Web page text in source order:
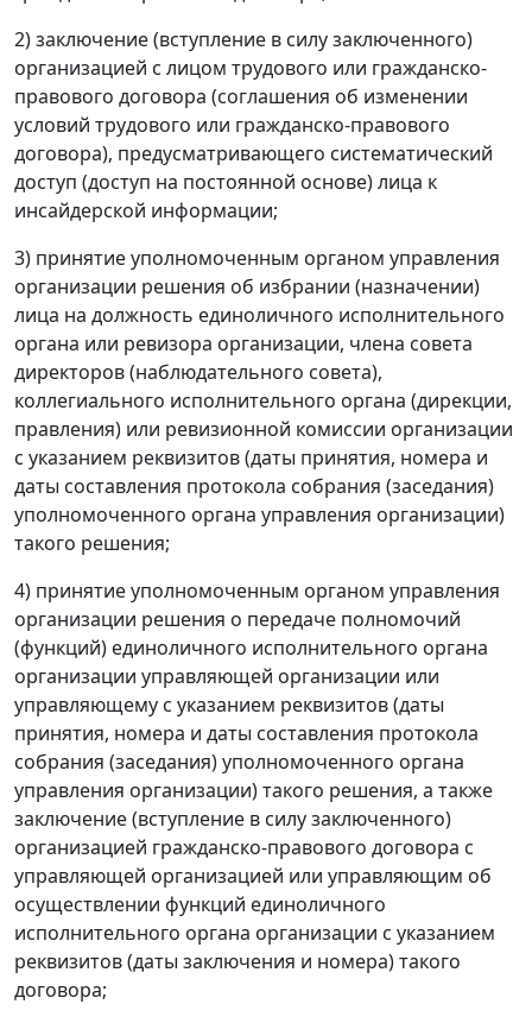
2) заключение (вступление в силу заключенного)
организацией с лицом трудового или гражданско-
правового договора (соглашения об изменении
условий трудового или гражданско-правового
договора), предусматривающего систематический
доступ (доступ на постоянной основе) лица к
инсайдерской информации;
3) принятие уполномоченным органом управления
организации решения об избрании (назначении)
лица на должность единоличного исполнительного
органа или ревизора организации, члена совета
директоров (наблюдательного совета),
коллегиального исполнительного органа (дирекции,
правления) или ревизионной комиссии организации
с указанием реквизитов (даты принятия, номера и
даты составления протокола собрания (заседания)
уполномоченного органа управления организации)
такого решения;
4) принятие уполномоченным органом управления
организации решения о передаче полномочий
(функций) единоличного исполнительного органа
организации управляющей организации или
управляющему с указанием реквизитов (даты
принятия, номера и даты составления протокола
собрания (заседания) уполномоченного органа
управления организации) такого решения, а также
заключение (вступление в силу заключенного)
организацией гражданско-правового договора с
управляющей организацией или управляющим об
осуществлении функций единоличного
исполнительного органа организации с указанием
реквизитов (даты заключения и номера) такого
договора;